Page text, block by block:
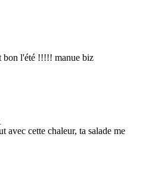
bon l'été !!!!! manue biz
avec cette chaleur, ta salade me